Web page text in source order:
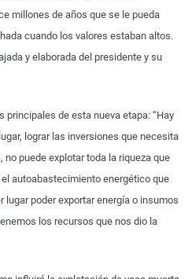
millones de años que se le pueda
cuando los valores estaban altos.
y elaborada del presidente y su
de esta nueva etapa: “Hay
lograr las inversiones que necesita
puede explotar toda la riqueza que
autoabastecimiento energético que
lugar poder exportar energía o insumos
los recursos que nos dio la